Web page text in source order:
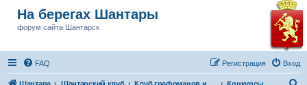
На берегах Шантары
форум сайта Шантарск
FAQ Вход
Регистрация